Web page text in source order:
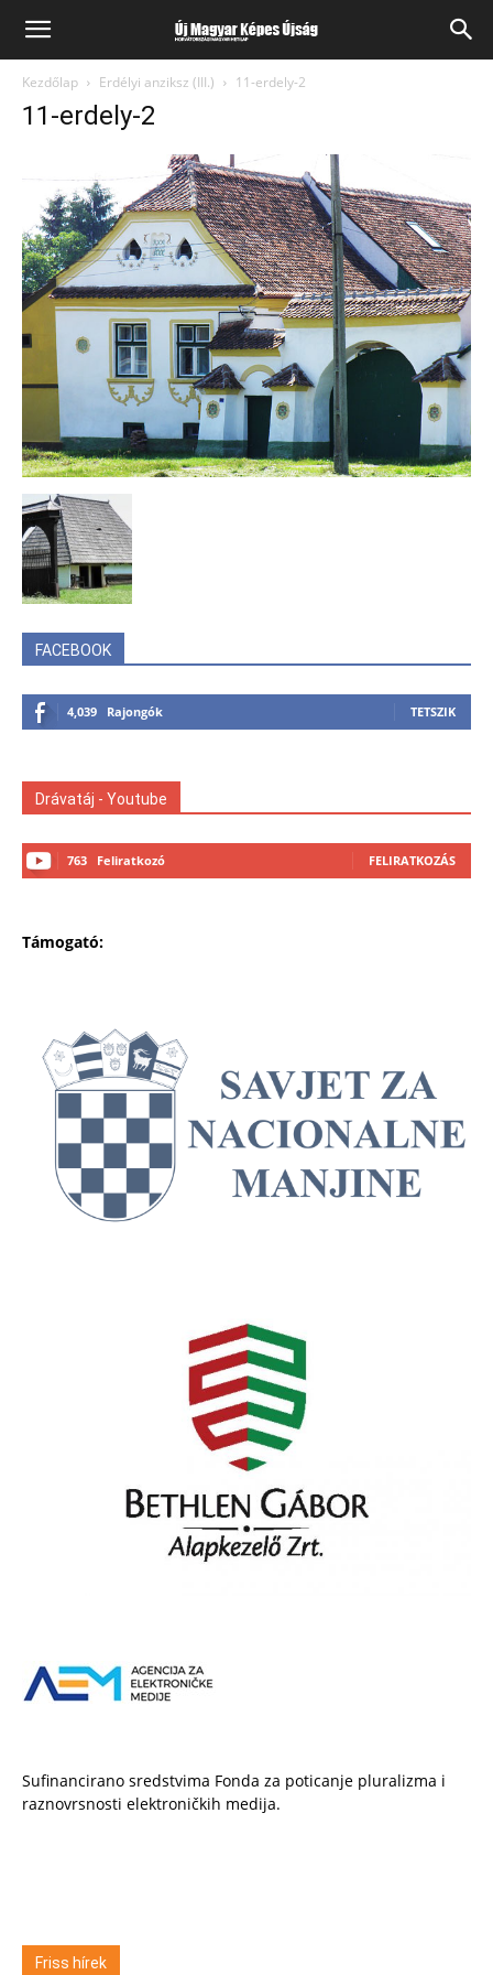
Kezdőlap Erdélyi anziksz (III.) 11-erdely-2
11-erdely-2
FACEBOOK
4,039 Rajongók TETSZIK
Drávatáj - Youtube
763 Feliratkozó FELIRATKOZÁS
Támogató:
Sufinancirano sredstvima Fonda za poticanje pluralizma i
raznovrsnosti elektroničkih medija.
Friss hírek